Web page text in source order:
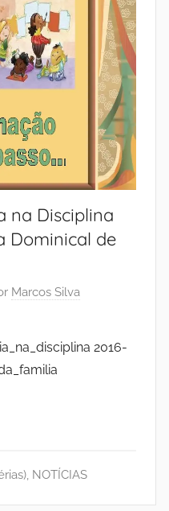
na Disciplina
Dominical de
Marcos Silva
2016-
, NOTÍCIAS